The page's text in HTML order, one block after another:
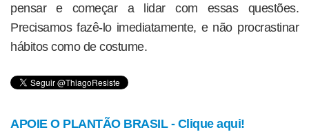
pensar e começar a lidar com essas questões.
Precisamos fazê-lo imediatamente, e não procrastinar
hábitos como de costume.
APOIE O PLANTÃO BRASIL - Clique aqui!